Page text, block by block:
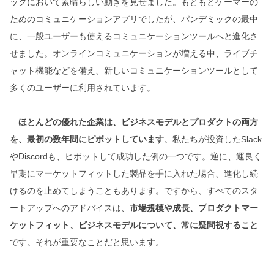
ためのコミュニケーションアプリでしたが、パンデミックの最中
に、一般ユーザーも使えるコミュニケーションツールへと進化さ
せました。オンラインコミュニケーションが増える中、ライブチ
ャット機能などを備え、新しいコミュニケーションツールとして
多くのユーザーに利用されています。
ほとんどの優れた企業は、ビジネスモデルとプロダクトの両方
を、最初の数年間にピボットしています。私たちが投資したSlack
やDiscordも、ピボットして成功した例の一つです。逆に、運良く
早期にマーケットフィットした製品を手に入れた場合、進化し続
けるのを止めてしまうこともあります。ですから、すべてのスタ
ートアップへのアドバイスは、 市場規模や成長、プロダクトマー
ケットフィット、ビジネスモデルについて、常に疑問視すること
です。それが重要なことだと思います。